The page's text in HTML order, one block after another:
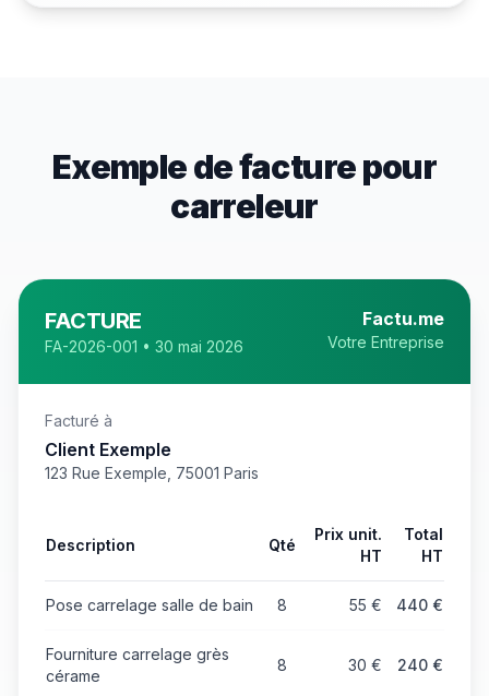
Exemple de facture pour
carreleur
FACTURE
FA-2026-001 • 30 mai 2026
Factu.me
Votre Entreprise
Facturé à
Client Exemple
123 Rue Exemple, 75001 Paris
Description Qté
Prix unit.
HT
Total
HT
Pose carrelage salle de bain 8 55 € 440 €
Fourniture carrelage grès
cérame
8 30 € 240 €